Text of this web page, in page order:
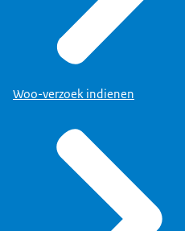
Woo-verzoek indienen